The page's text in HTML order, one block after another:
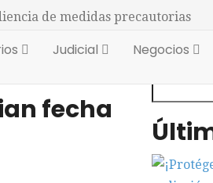
Judicial Negocios
de medidas precautorias
fecha
Buscar